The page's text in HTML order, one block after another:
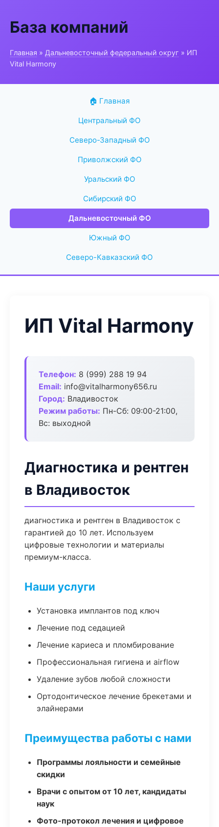
База компаний
Главная » Дальневосточный федеральный округ » ИП
Vital Harmony
🏠 Главная
Центральный ФО
Северо-Западный ФО
Приволжский ФО
Уральский ФО
Сибирский ФО
Дальневосточный ФО
Южный ФО
Северо-Кавказский ФО
ИП Vital Harmony
Телефон: 8 (999) 288 19 94
Email: info@vitalharmony656.ru
Город: Владивосток
Режим работы: Пн-Сб: 09:00-21:00,
Вс: выходной
Диагностика и рентген
в Владивосток
диагностика и рентген в Владивосток с
гарантией до 10 лет. Используем
цифровые технологии и материалы
премиум-класса.
Наши услуги
Установка имплантов под ключ
Лечение под седацией
Лечение кариеса и пломбирование
Профессиональная гигиена и airflow
Удаление зубов любой сложности
Ортодонтическое лечение брекетами и
элайнерами
Преимущества работы с нами
Программы лояльности и семейные
скидки
Врачи с опытом от 10 лет, кандидаты
наук
Фото-протокол лечения и цифровое